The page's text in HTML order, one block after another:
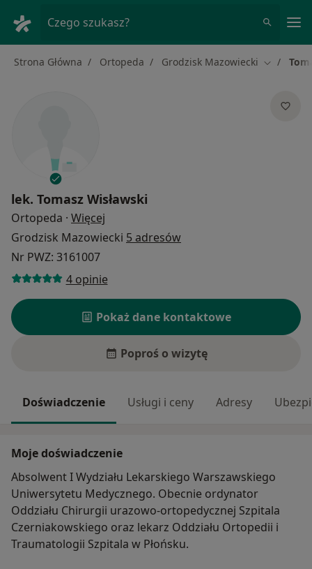
Czego szukasz?
Strona Główna Ortopeda Grodzisk Mazowiecki Zmień
lek. Tomasz Wisławski
Ortopeda · Więcej
Grodzisk Mazowiecki 5 adresów
Nr PWZ: 3161007
4 opinie
Pokaż dane kontaktowe
Poproś o wizytę
Doświadczenie Usługi i ceny Adresy
Moje doświadczenie
Absolwent I Wydziału Lekarskiego Warszawskiego
Uniwersytetu Medycznego. Obecnie ordynator
Oddziału Chirurgii urazowo-ortopedycznej Szpitala
Czerniakowskiego oraz lekarz Oddziału Ortopedii i
Traumatologii Szpitala w Płońsku.